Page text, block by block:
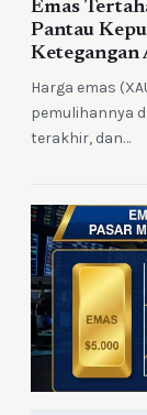
Emas
Pantau
Ketegangan
Harga emas
pemulihannya
terakhir, dan…